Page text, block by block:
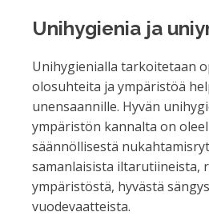
Unihygienia ja
Unihygienialla tarkoitetaan
olosuhteita ja ympäristöä
unensaannille. Hyvän
ympäristön kannalta on
säännöllisestä
samanlaisista iltarutiineista,
ympäristöstä, hyvästä
vuodevaatteista.